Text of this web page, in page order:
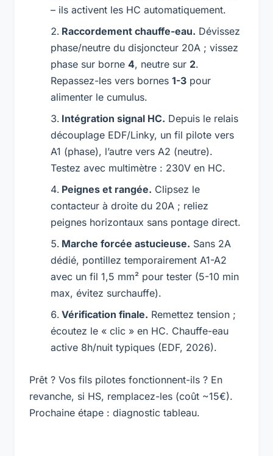
– ils activent les HC automatiquement.
Raccordement chauffe-eau. Dévissez
phase/neutre du disjoncteur 20A ; vissez
phase sur borne4, neutre sur 2.
Repassez-les vers bornes1-3 pour
alimenter le cumulus.
Intégration signal HC. Depuis le relais
découplage EDF/Linky, un fil pilote vers
A1 (phase), l’autre vers A2 (neutre).
Testez avec multimètre : 230V en HC.
Peignes et rangée. Clipsez le
contacteur à droite du 20A ; reliez
peignes horizontaux sans pontage direct.
Marche forcée astucieuse. Sans 2A
dédié, pontillez temporairement A1-A2
avec un fil 1,5 mm² pour tester (5-10 min
max, évitez surchauffe).
Vérification finale. Remettez tension ;
écoutez le « clic » en HC. Chauffe-eau
active 8h/nuit typiques (EDF, 2026).
Prêt ? Vos fils pilotes fonctionnent-ils ? En
revanche, si HS, remplacez-les (coût ~15€).
Prochaine étape : diagnostic tableau.